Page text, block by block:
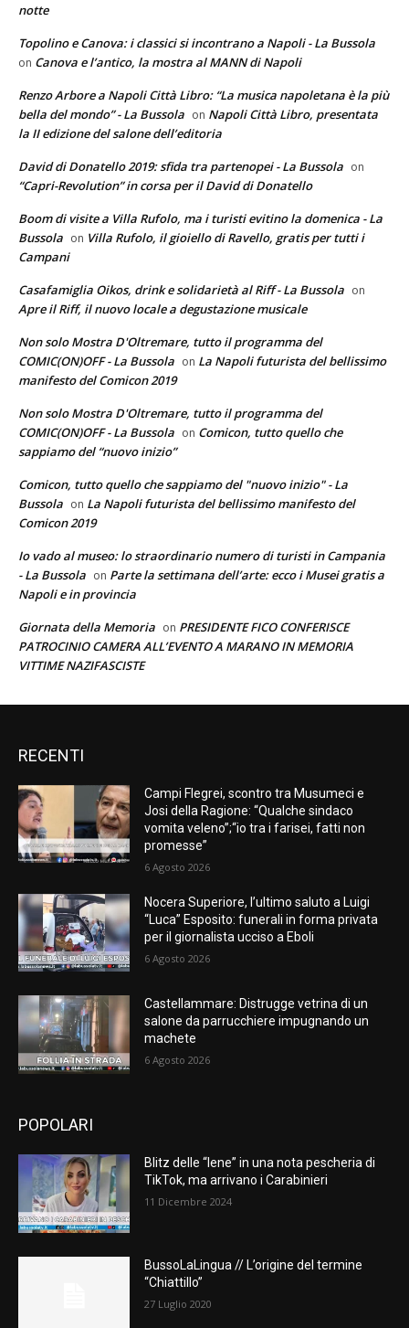
notte
Topolino e Canova: i classici si incontrano a Napoli - La Bussola
on Canova e l’antico, la mostra al MANN di Napoli
Renzo Arbore a Napoli Città Libro: “La musica napoletana è la più
bella del mondo” - La Bussola on Napoli Città Libro, presentata
la II edizione del salone dell’editoria
David di Donatello 2019: sfida tra partenopei - La Bussola on
“Capri-Revolution” in corsa per il David di Donatello
Boom di visite a Villa Rufolo, ma i turisti evitino la domenica - La
Bussola on Villa Rufolo, il gioiello di Ravello, gratis per tutti i
Campani
Casafamiglia Oikos, drink e solidarietà al Riff - La Bussola on
Apre il Riff, il nuovo locale a degustazione musicale
Non solo Mostra D'Oltremare, tutto il programma del
COMIC(ON)OFF - La Bussola on La Napoli futurista del bellissimo
manifesto del Comicon 2019
Non solo Mostra D'Oltremare, tutto il programma del
COMIC(ON)OFF - La Bussola on Comicon, tutto quello che
sappiamo del “nuovo inizio”
Comicon, tutto quello che sappiamo del "nuovo inizio" - La
Bussola on La Napoli futurista del bellissimo manifesto del
Comicon 2019
Io vado al museo: lo straordinario numero di turisti in Campania
- La Bussola on Parte la settimana dell’arte: ecco i Musei gratis a
Napoli e in provincia
Giornata della Memoria on PRESIDENTE FICO CONFERISCE
PATROCINIO CAMERA ALL’EVENTO A MARANO IN MEMORIA
VITTIME NAZIFASCISTE
RECENTI
Campi Flegrei, scontro tra Musumeci e
Josi della Ragione: “Qualche sindaco
vomita veleno”;“io tra i farisei, fatti non
promesse”
6 Agosto 2026
Nocera Superiore, l’ultimo saluto a Luigi
“Luca” Esposito: funerali in forma privata
per il giornalista ucciso a Eboli
6 Agosto 2026
Castellammare: Distrugge vetrina di un
salone da parrucchiere impugnando un
machete
6 Agosto 2026
POPOLARI
Blitz delle “Iene” in una nota pescheria di
TikTok, ma arrivano i Carabinieri
11 Dicembre 2024
BussoLaLingua // L’origine del termine
“Chiattillo”
27 Luglio 2020